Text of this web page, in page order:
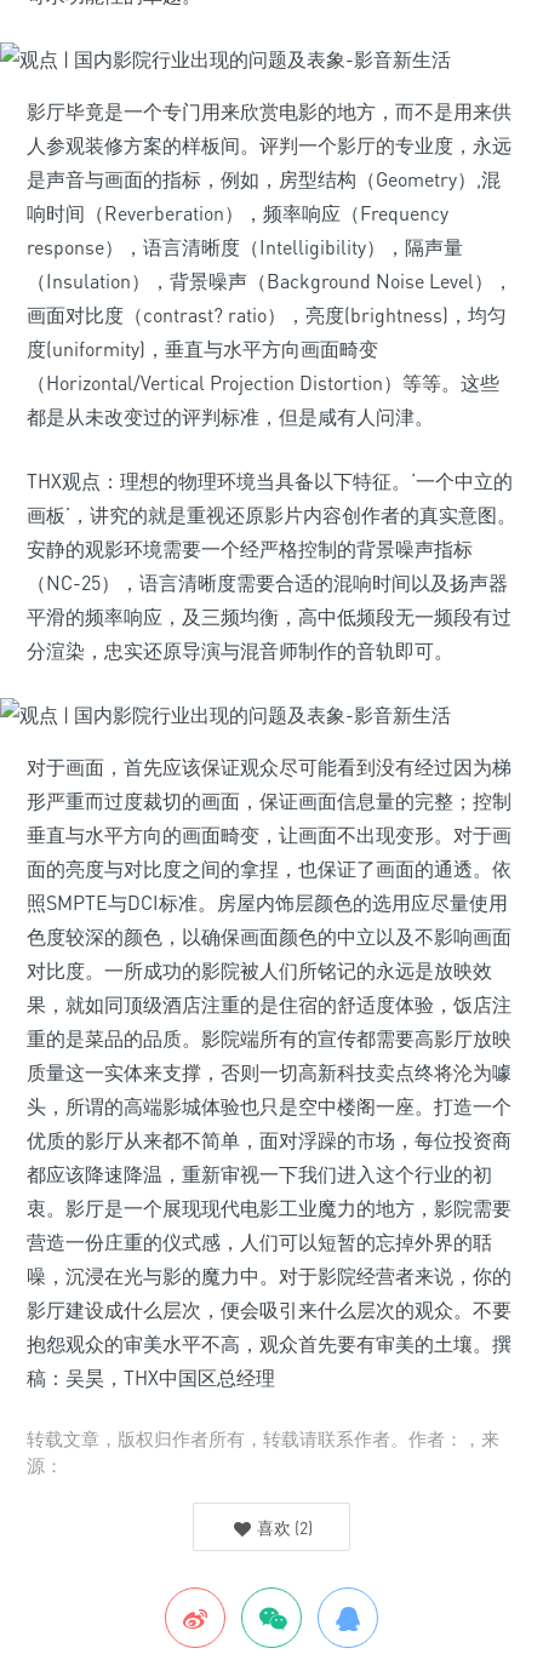
影厅毕竟是一个专门用来欣赏电影的地方，而不是用来供
人参观装修方案的样板间。评判一个影厅的专业度，永远
是声音与画面的指标，例如，房型结构（Geometry）,混
响时间（Reverberation），频率响应（Frequency
response），语言清晰度（Intelligibility），隔声量
（Insulation），背景噪声（Background Noise Level），
画面对比度（contrast? ratio），亮度(brightness)，均匀
度(uniformity)，垂直与水平方向画面畸变
（Horizontal/Vertical Projection Distortion）等等。这些
都是从未改变过的评判标准，但是咸有人问津。
THX观点：理想的物理环境当具备以下特征。‘一个中立的
画板’，讲究的就是重视还原影片内容创作者的真实意图。
安静的观影环境需要一个经严格控制的背景噪声指标
（NC-25），语言清晰度需要合适的混响时间以及扬声器
平滑的频率响应，及三频均衡，高中低频段无一频段有过
分渲染，忠实还原导演与混音师制作的音轨即可。
对于画面，首先应该保证观众尽可能看到没有经过因为梯
形严重而过度裁切的画面，保证画面信息量的完整；控制
垂直与水平方向的画面畸变，让画面不出现变形。对于画
面的亮度与对比度之间的拿捏，也保证了画面的通透。依
照SMPTE与DCI标准。房屋内饰层颜色的选用应尽量使用
色度较深的颜色，以确保画面颜色的中立以及不影响画面
对比度。一所成功的影院被人们所铭记的永远是放映效
果，就如同顶级酒店注重的是住宿的舒适度体验，饭店注
重的是菜品的品质。影院端所有的宣传都需要高影厅放映
质量这一实体来支撑，否则一切高新科技卖点终将沦为噱
头，所谓的高端影城体验也只是空中楼阁一座。打造一个
优质的影厅从来都不简单，面对浮躁的市场，每位投资商
都应该降速降温，重新审视一下我们进入这个行业的初
衷。影厅是一个展现现代电影工业魔力的地方，影院需要
营造一份庄重的仪式感，人们可以短暂的忘掉外界的聒
噪，沉浸在光与影的魔力中。对于影院经营者来说，你的
影厅建设成什么层次，便会吸引来什么层次的观众。不要
抱怨观众的审美水平不高，观众首先要有审美的土壤。撰
稿：吴昊，THX中国区总经理
转载文章，版权归作者所有，转载请联系作者。作者：，来
源：
喜欢 (2)